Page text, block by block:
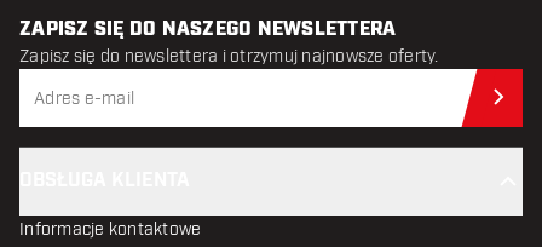
ZAPISZ SIĘ DO NASZEGO NEWSLETTERA
Zapisz się do newslettera i otrzymuj najnowsze oferty.
Informacje kontaktowe